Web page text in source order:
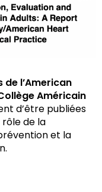
l’American
Américain
d’être publiées
de la
et la